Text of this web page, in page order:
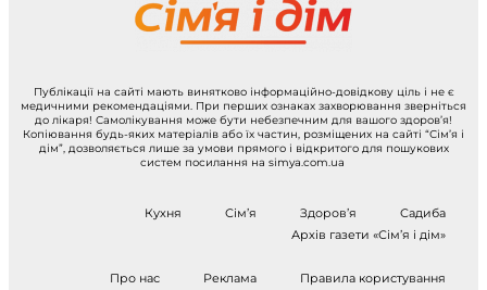
Публікації на сайті мають винятково інформаційно-довідкову ціль і не є
медичними рекомендаціями. При перших ознаках захворювання зверніться
до лікаря! Самолікування може бути небезпечним для вашого здоров’я!
Копіювання будь-яких матеріалів або їх частин, розміщених на сайті “Сім’я і
дім”, дозволяється лише за умови прямого і відкритого для пошукових
систем посилання на simya.com.ua
Кухня Сім’я Здоров’я
Садиба
Архів газети «Сім’я і дім»
Про нас Реклама Правила користування